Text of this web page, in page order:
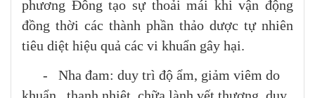
phương Đông tạo sự thoải mái khi vận động
đồng thời các thành phần thảo dược tự nhiên
tiêu diệt hiệu quả các vi khuẩn gây hại.
- Nha đam: duy trì độ ẩm, giảm viêm do